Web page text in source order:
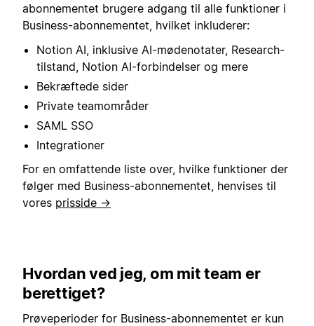
abonnementet brugere adgang til alle funktioner i
Business-abonnementet, hvilket inkluderer:
Notion AI, inklusive AI-mødenotater, Research-
tilstand, Notion AI-forbindelser og mere
Bekræftede sider
Private teamområder
SAML SSO
Integrationer
For en omfattende liste over, hvilke funktioner der
følger med Business-abonnementet, henvises til
vores prisside →
Hvordan ved jeg, om mit team er
berettiget?
Prøveperioder for Business-abonnementet er kun